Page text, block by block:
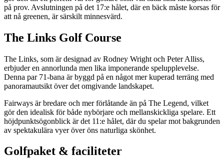
på prov. Avslutningen på det 17:e hålet, där en bäck måste korsas för
att nå greenen, är särskilt minnesvärd.
The Links Golf Course
The Links, som är designad av Rodney Wright och Peter Alliss,
erbjuder en annorlunda men lika imponerande spelupplevelse.
Denna par 71-bana är byggd på en något mer kuperad terräng med
panoramautsikt över det omgivande landskapet.
Fairways är bredare och mer förlåtande än på The Legend, vilket
gör den idealisk för både nybörjare och mellanskickliga spelare. Ett
höjdpunktsögonblick är det 11:e hålet, där du spelar mot bakgrunden
av spektakulära vyer över öns naturliga skönhet.
Golfpaket & faciliteter